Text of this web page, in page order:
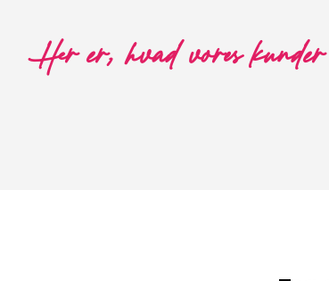
Her er, hvad vores